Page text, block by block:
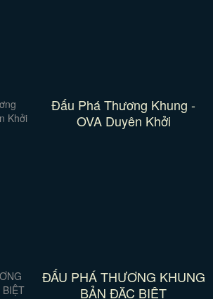
Đấu Phá Thương Khung -
OVA Duyên Khởi
ĐẤU PHÁ THƯƠNG KHUNG
BẢN ĐẶC BIỆT